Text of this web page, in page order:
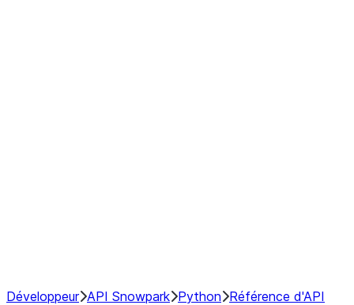
Développeur API Snowpark Python Référence d'API